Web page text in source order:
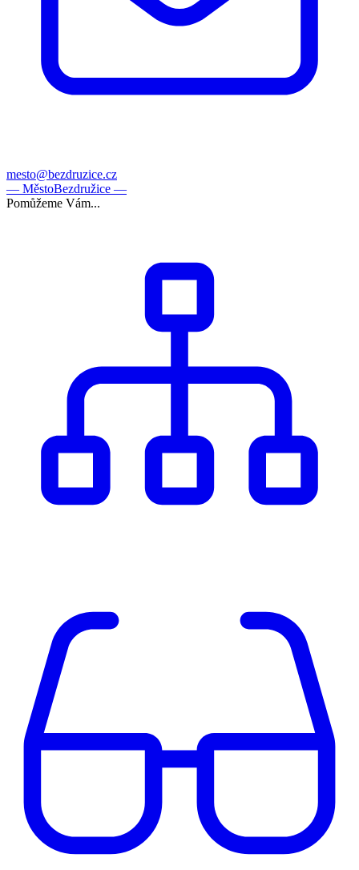
mesto@bezdruzice.cz
— MěstoBezdružice —
Pomůžeme Vám...